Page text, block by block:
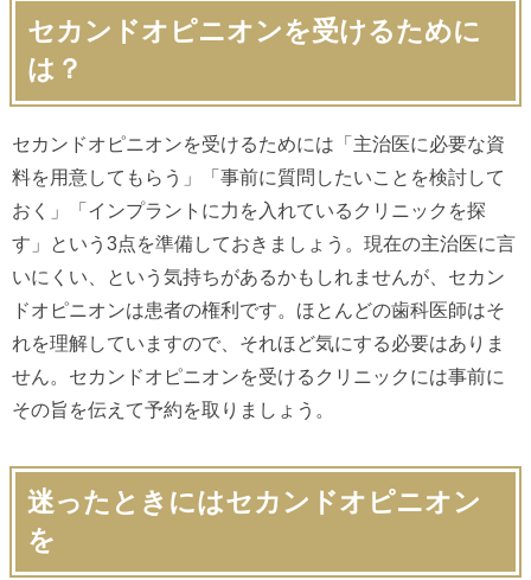
セカンドオピニオンを受けるために
は？
セカンドオピニオンを受けるためには「主治医に必要な資
料を用意してもらう」「事前に質問したいことを検討して
おく」「インプラントに力を入れているクリニックを探
す」という3点を準備しておきましょう。現在の主治医に言
いにくい、という気持ちがあるかもしれませんが、セカン
ドオピニオンは患者の権利です。ほとんどの歯科医師はそ
れを理解していますので、それほど気にする必要はありま
せん。セカンドオピニオンを受けるクリニックには事前に
その旨を伝えて予約を取りましょう。
迷ったときにはセカンドオピニオン
を